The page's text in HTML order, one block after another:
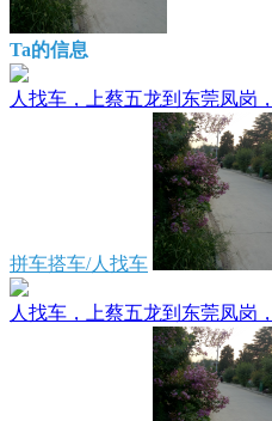
Ta的信息
人找车，上蔡五龙到东莞凤岗
拼车搭车/人找车
人找车，上蔡五龙到东莞凤岗